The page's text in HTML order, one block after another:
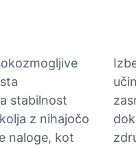
stabilnost
z nihajočo
naloge, kot